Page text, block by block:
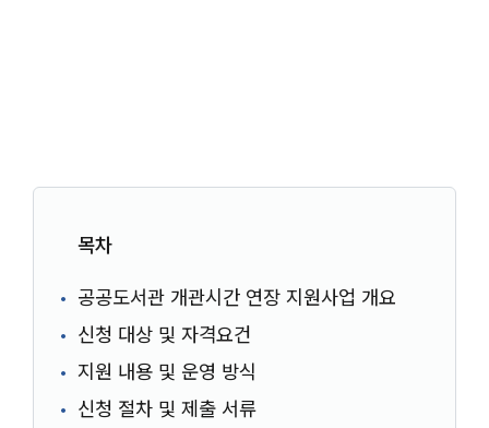
목차
공공도서관 개관시간 연장 지원사업 개요
신청 대상 및 자격요건
지원 내용 및 운영 방식
신청 절차 및 제출 서류